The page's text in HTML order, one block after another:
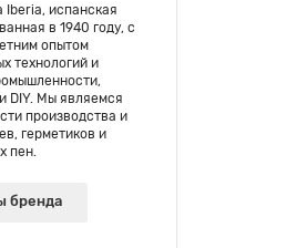
Iberia, испанская
в 1940 году, с
опытом
технологий и
DIY. Мы являемся
производства и
герметиков и
пен.
бренда